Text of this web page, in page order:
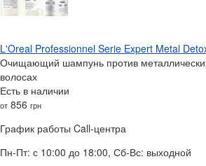
L'Oreal Professionnel Serie Expert Metal
Очищающий шампунь против
волосах
Есть в наличии
от 856 грн
График работы Call-центра
Пн-Пт: с 10:00 до 18:00, Сб-Вс: выходной